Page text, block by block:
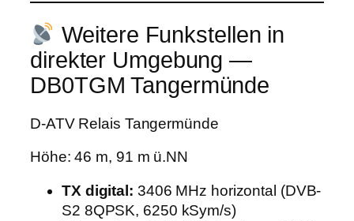
Weitere Funkstellen in
direkter Umgebung —
DB0TGM Tangermünde
D-ATV Relais Tangermünde
Höhe: 46 m, 91 m ü.NN
TX digital: 3406 MHz horizontal (DVB-
S2 8QPSK, 6250 kSym/s)